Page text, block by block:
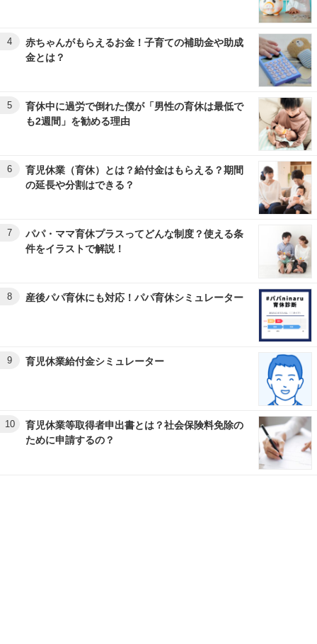
4
赤ちゃんがもらえるお金！子育ての補助金や助成
金とは？
5
育休中に過労で倒れた僕が「男性の育休は最低で
も2週間」を勧める理由
6
育児休業（育休）とは？給付金はもらえる？期間
の延長や分割はできる？
7
パパ・ママ育休プラスってどんな制度？使える条
件をイラストで解説！
8 産後パパ育休にも対応！パパ育休シミュレーター
9 育児休業給付金シミュレーター
10
育児休業等取得者申出書とは？社会保険料免除の
ために申請するの？